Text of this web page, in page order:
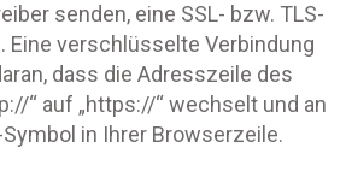
senden, eine SSL- bzw. TLS-
Eine verschlüsselte Verbindung
dass die Adresszeile des
“ auf „https://“ wechselt und an
in Ihrer Browserzeile.